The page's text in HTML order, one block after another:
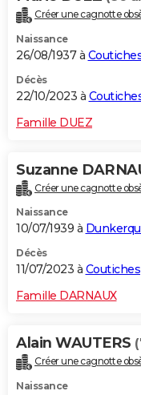
Créer une cagnotte
Naissance
26/08/1937 à
Décès
22/10/2023 à
Famille DUEZ
Suzanne
Créer une cagnotte
Naissance
10/07/1939 à
Décès
11/07/2023 à Coutiches
Famille DARNAUX
Alain WAUTERS
Créer une cagnotte
Naissance